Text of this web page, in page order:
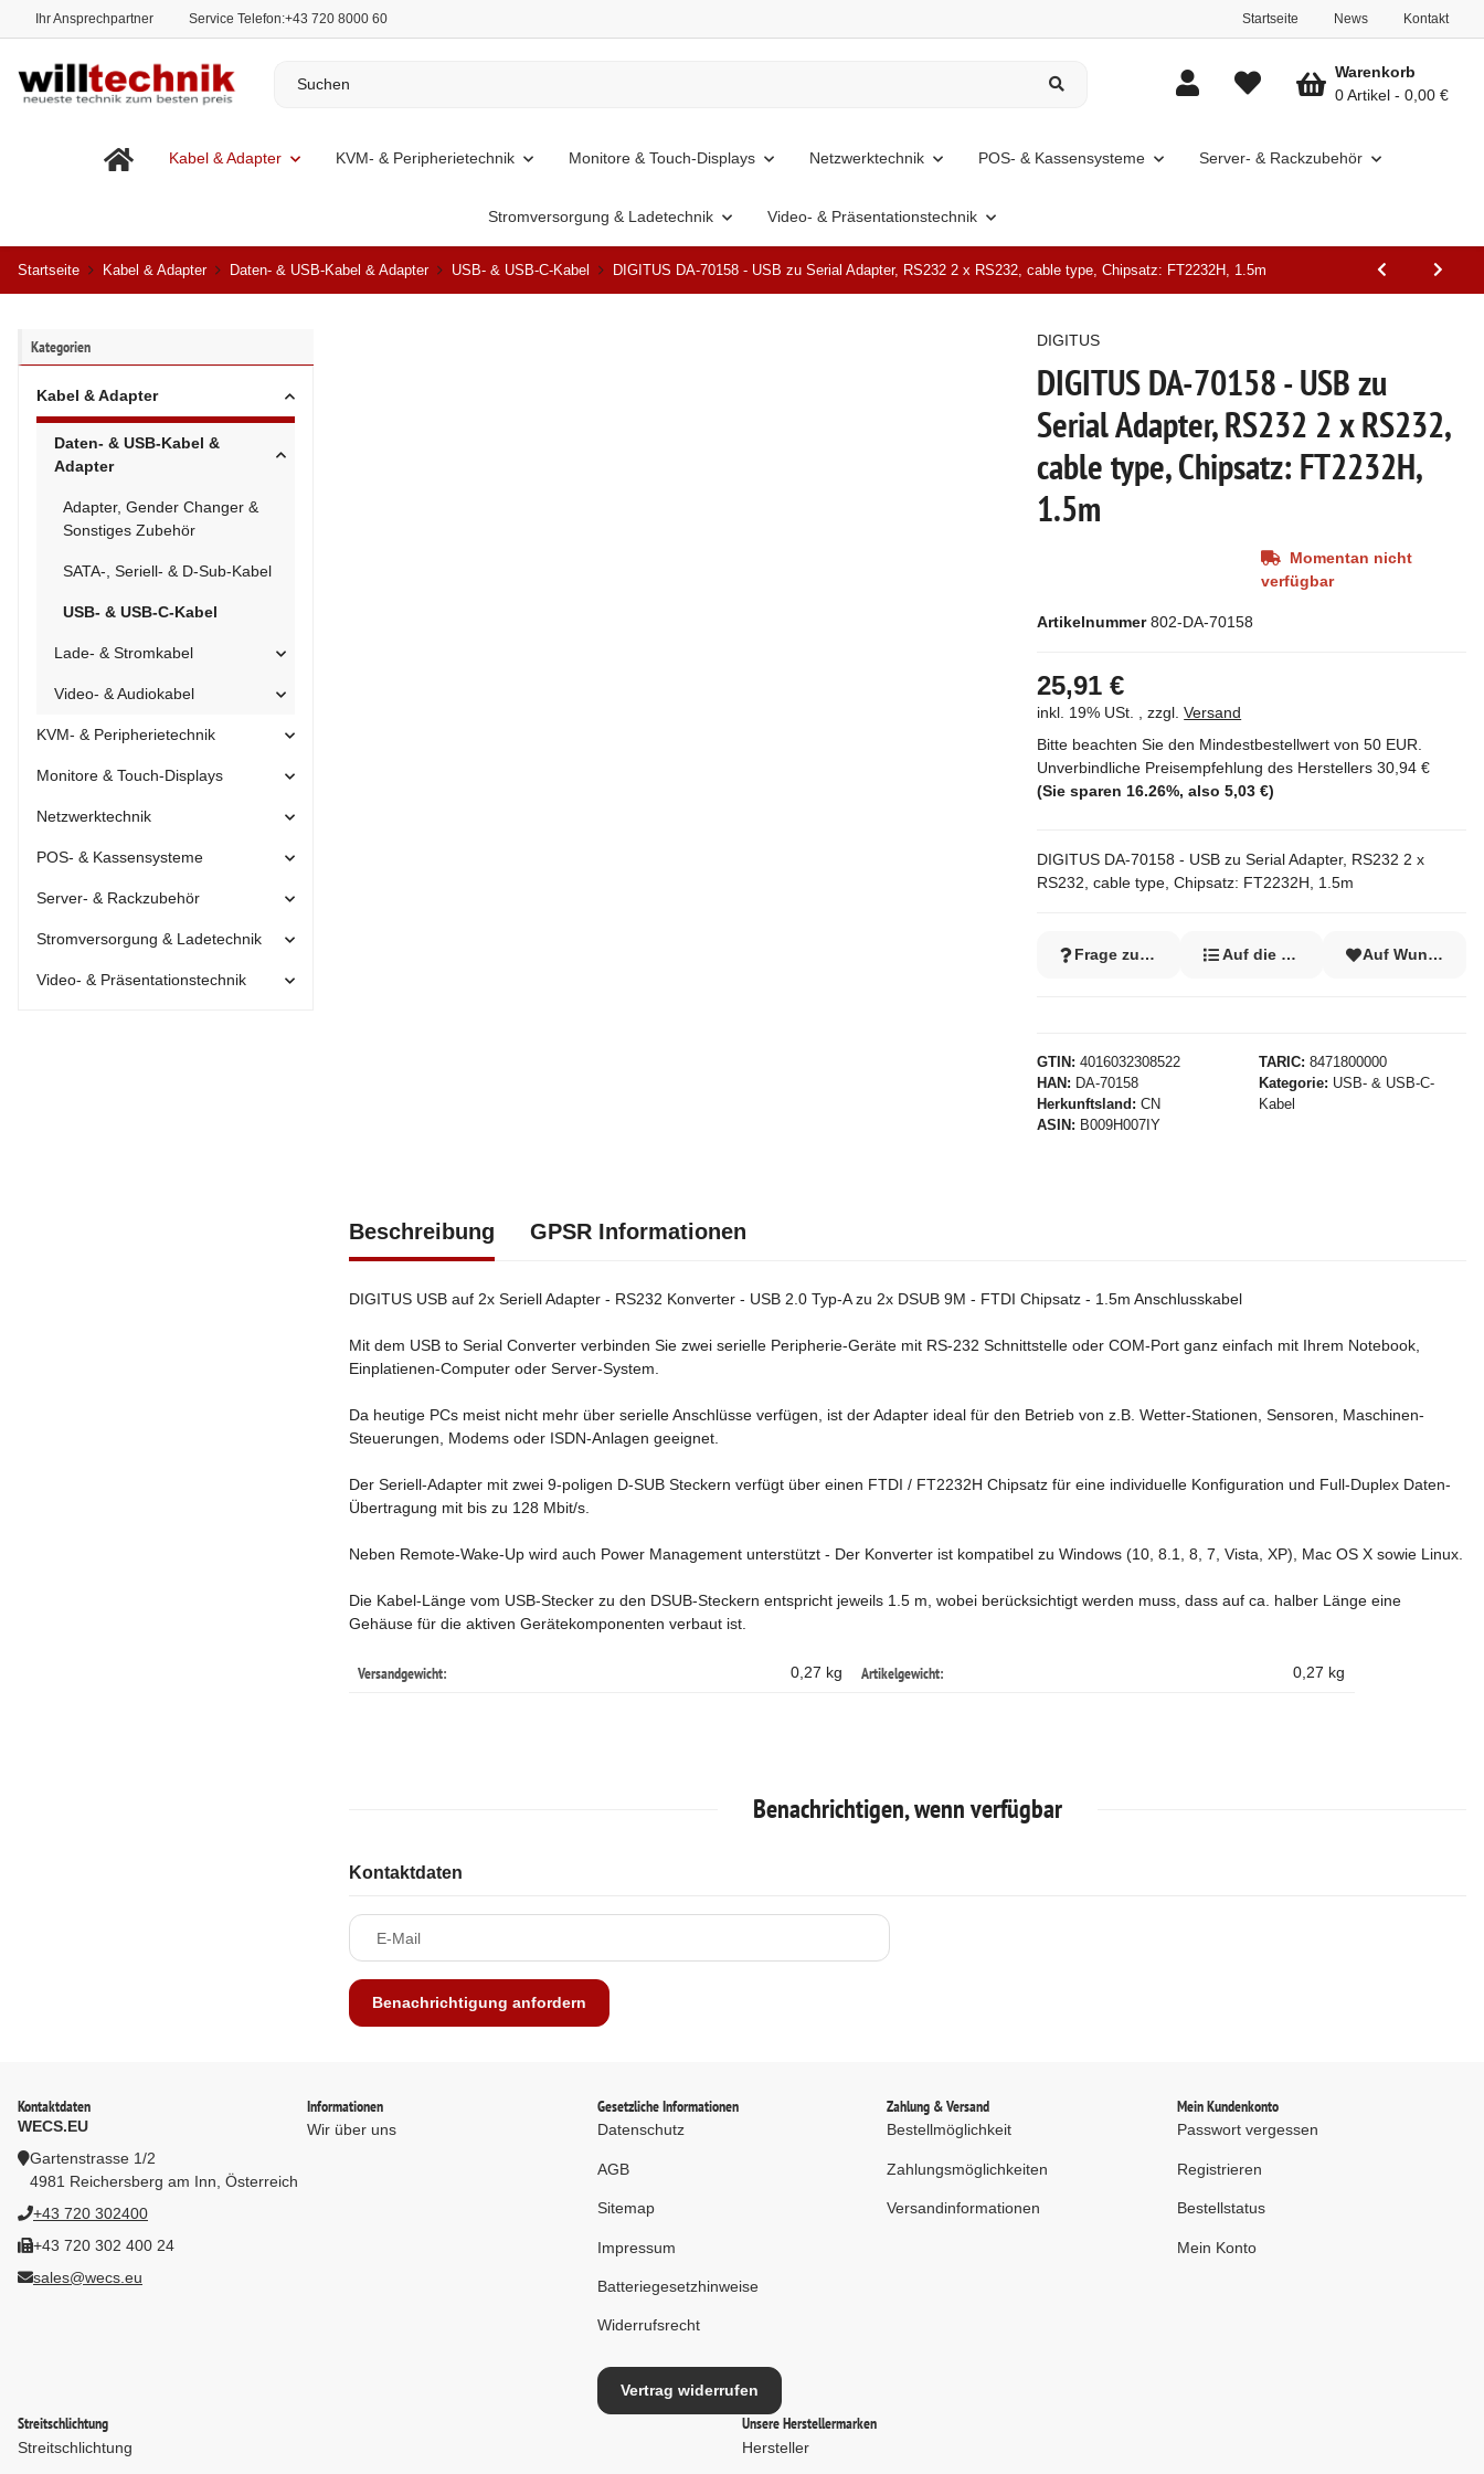
Ihr Ansprechpartner Service Telefon:+43 720 8000 60 Startseite News Kontakt
Kabel & Adapter KVM- & Peripherietechnik Monitore & Touch-Displays Netzwerktechnik POS- & Kassensysteme Server- & Rackzubehör
Stromversorgung & Ladetechnik Video- & Präsentationstechnik
Warenkorb
0 Artikel
0,00 €
Startseite Kabel & Adapter Daten- & USB-Kabel & Adapter USB- & USB-C-Kabel DIGITUS DA-70158 - USB zu Serial Adapter, RS232 2 x RS232, cable type, Chipsatz: FT2232H, 1.5m
DIGITUS DA-70158 - USB zu
Serial Adapter, RS232 2 x RS232,
cable type, Chipsatz: FT2232H,
1.5m
Artikelnummer 802-DA-70158
GTIN
4016032308522
HAN
DA-70158
Herkunftsland
CN
ASIN
B009H007IY
TARIC 8471800000
Kategorie USB- & USB-C-
Kabel
DIGITUS
DIGITUS DA-70158 - USB zu Serial Adapter, RS232 2 x
RS232, cable type, Chipsatz: FT2232H, 1.5m
25,91 €
inkl. 19% USt. , zzgl.Versand
Bitte beachten Sie den Mindestbestellwert von 50 EUR.
Unverbindliche Preisempfehlung des Herstellers 30,94 €
(Sie sparen 16.26%, also5,03 €)
Frage zum Artikel Auf die Vergleichsliste
Auf
Momentan nicht
verfügbar
Beschreibung GPSR Informationen
DIGITUS USB auf 2x Seriell Adapter - RS232 Konverter - USB 2.0 Typ-A zu 2x DSUB 9M - FTDI Chipsatz - 1.5m Anschlusskabel
Mit dem USB to Serial Converter verbinden Sie zwei serielle Peripherie-Geräte mit RS-232 Schnittstelle oder COM-Port ganz einfach mit Ihrem Notebook,
Einplatienen-Computer oder Server-System.
Da heutige PCs meist nicht mehr über serielle Anschlüsse verfügen, ist der Adapter ideal für den Betrieb von z.B. Wetter-Stationen, Sensoren, Maschinen-
Steuerungen, Modems oder ISDN-Anlagen geeignet.
Der Seriell-Adapter mit zwei 9-poligen D-SUB Steckern verfügt über einen FTDI / FT2232H Chipsatz für eine individuelle Konfiguration und Full-Duplex Daten-
Übertragung mit bis zu 128 Mbit/s.
Neben Remote-Wake-Up wird auch Power Management unterstützt - Der Konverter ist kompatibel zu Windows (10, 8.1, 8, 7, Vista, XP), Mac OS X sowie Linux.
Die Kabel-Länge vom USB-Stecker zu den DSUB-Steckern entspricht jeweils 1.5 m, wobei berücksichtigt werden muss, dass auf ca. halber Länge eine
Gehäuse für die aktiven Gerätekomponenten verbaut ist.
Versandgewicht: 0,27 kg Artikelgewicht: 0,27 kg
Benachrichtigen, wenn verfügbar
Kontaktdaten
E-Mail
Benachrichtigung anfordern
Kategorien
Kabel & Adapter
Daten- & USB-Kabel &
Adapter
Adapter, Gender Changer &
Sonstiges Zubehör
SATA-, Seriell- & D-Sub-Kabel
USB- & USB-C-Kabel
Lade- & Stromkabel
Video- & Audiokabel
KVM- & Peripherietechnik
Monitore & Touch-Displays
Netzwerktechnik
POS- & Kassensysteme
Server- & Rackzubehör
Stromversorgung & Ladetechnik
Video- & Präsentationstechnik
Kontaktdaten
WECS.EU
Gartenstrasse 1/2
4981 Reichersberg am Inn, Österreich
+43 720 302400
+43 720 302 400 24
sales@wecs.eu
Informationen
Wir über uns
Gesetzliche Informationen
Datenschutz
AGB
Sitemap
Impressum
Batteriegesetzhinweise
Widerrufsrecht
Vertrag widerrufen
Zahlung & Versand
Bestellmöglichkeit
Zahlungsmöglichkeiten
Versandinformationen
Mein Kundenkonto
Passwort vergessen
Registrieren
Bestellstatus
Mein Konto
Streitschlichtung
Streitschlichtung
Unsere Herstellermarken
Hersteller